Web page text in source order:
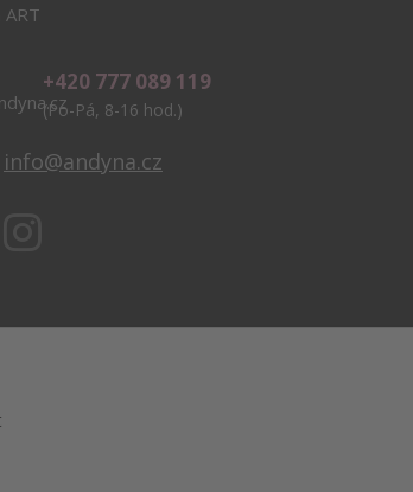
ART
+420 777 089 119
(Po-Pá, 8-16 hod.)
info@andyna.cz